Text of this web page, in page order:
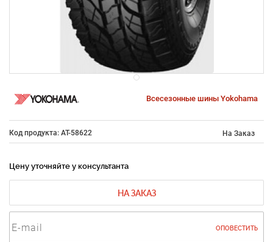
Всесезонные шины Yokohama
Код продукта: AT-58622 На Заказ
Цену уточняйте у консультанта
НА ЗАКАЗ
ОПОВЕСТИТЬ